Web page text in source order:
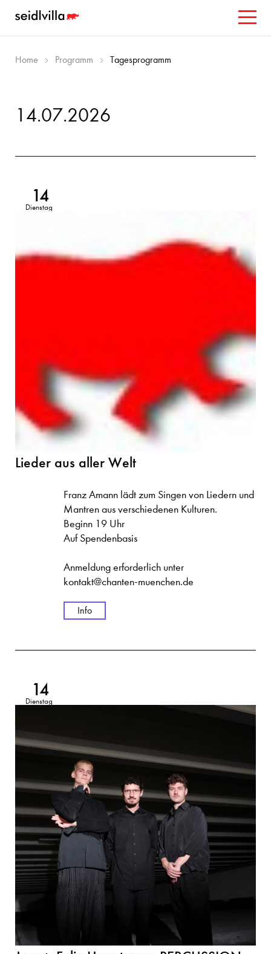
Home Programm Tagesprogramm
14.07.2026
14
Dienstag
Lieder aus aller Welt
Franz Amann lädt zum Singen von Liedern und
Mantren aus verschiedenen Kulturen.
Beginn 19 Uhr
Auf Spendenbasis
Anmeldung erforderlich unter
kontakt@chanten-muenchen.de
Info
14
Dienstag